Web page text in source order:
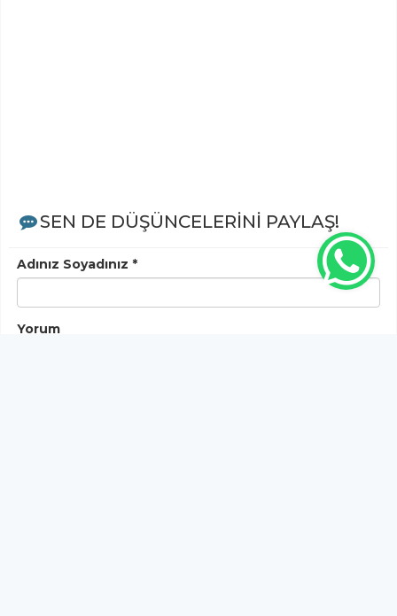
SEN DE DÜŞÜNCELERİNİ PAYLAŞ!
Adınız Soyadınız *
Yorum